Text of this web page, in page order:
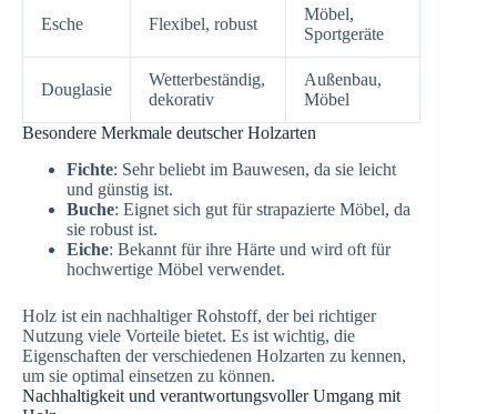
Esche Flexibel, robust
Möbel,
Sportgeräte
Douglasie
Wetterbeständig,
dekorativ
Außenbau,
Möbel
Besondere Merkmale deutscher Holzarten
Fichte: Sehr beliebt im Bauwesen, da sie leicht
und günstig ist.
Buche: Eignet sich gut für strapazierte Möbel, da
sie robust ist.
Eiche: Bekannt für ihre Härte und wird oft für
hochwertige Möbel verwendet.
Holz ist ein nachhaltiger Rohstoff, der bei richtiger
Nutzung viele Vorteile bietet. Es ist wichtig, die
Eigenschaften der verschiedenen Holzarten zu kennen,
um sie optimal einsetzen zu können.
Nachhaltigkeit und verantwortungsvoller Umgang mit